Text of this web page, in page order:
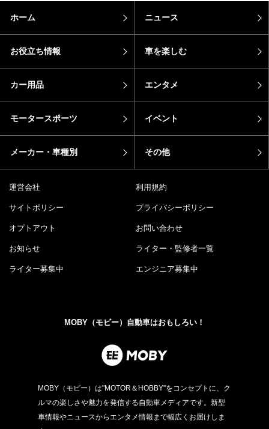
ホーム ニュース
お役立ち情報 車を楽しむ
カー用品 エンタメ
モータースポーツ イベント
メーカー・車種別 その他
運営会社 利用規約
サイトポリシー プライバシーポリシー
オプトアウト お問い合わせ
お知らせ ライター・監修者一覧
ライター募集中 エンジニア募集中
MOBY（モビー）自動車はおもしろい！
MOBY（モビー）は"MOTOR＆HOBBY"をコンセプトに、ク
ルマの楽しさや魅力を発信する自動車メディアです。新型
車情報やニュースからエンタメ情報まで幅広くお届けしま